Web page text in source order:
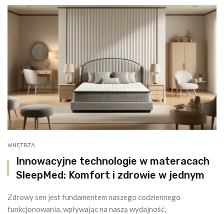
WNĘTRZA
Innowacyjne technologie w materacach
SleepMed: Komfort i zdrowie w jednym
Zdrowy sen jest fundamentem naszego codziennego
funkcjonowania, wpływając na naszą wydajność,